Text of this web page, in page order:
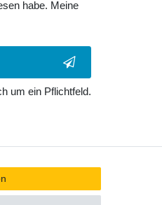
habe. Meine
um ein Pflichtfeld.